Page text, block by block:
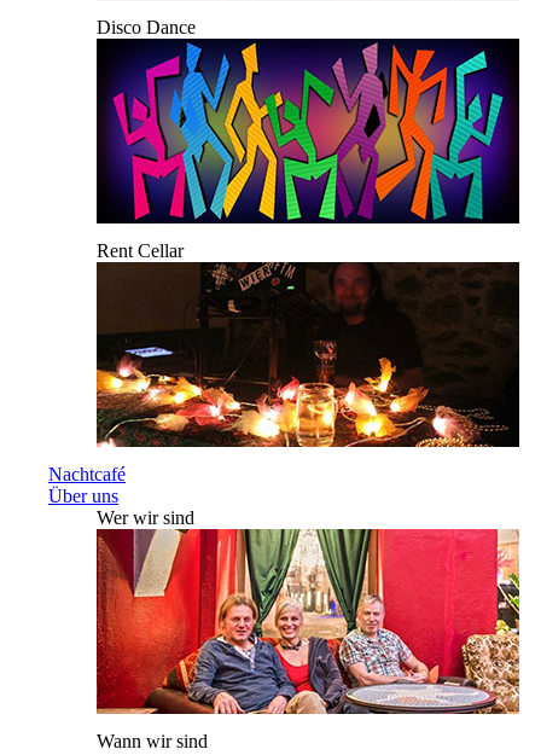
Disco Dance
Rent Cellar
Nachtcafé
Über uns
Wer wir sind
Wann wir sind